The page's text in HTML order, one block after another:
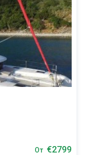
От €2799